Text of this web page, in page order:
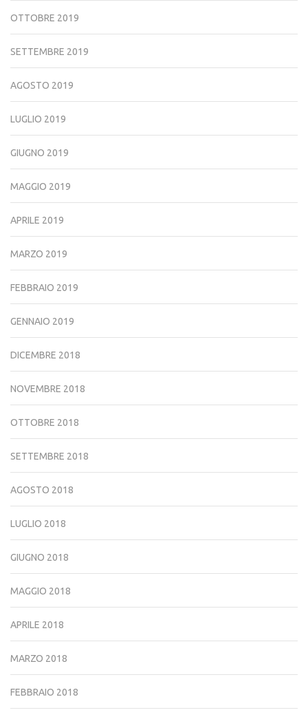
OTTOBRE 2019
SETTEMBRE 2019
AGOSTO 2019
LUGLIO 2019
GIUGNO 2019
MAGGIO 2019
APRILE 2019
MARZO 2019
FEBBRAIO 2019
GENNAIO 2019
DICEMBRE 2018
NOVEMBRE 2018
OTTOBRE 2018
SETTEMBRE 2018
AGOSTO 2018
LUGLIO 2018
GIUGNO 2018
MAGGIO 2018
APRILE 2018
MARZO 2018
FEBBRAIO 2018